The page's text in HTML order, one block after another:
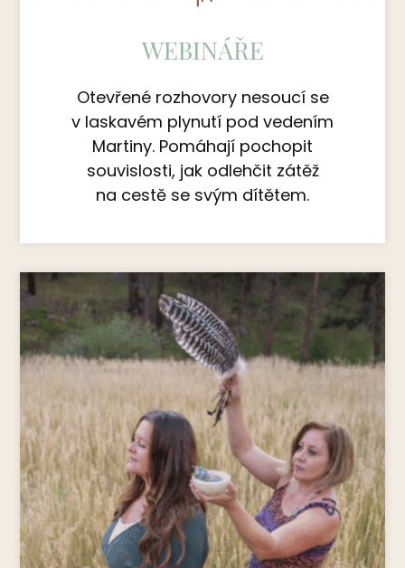
WEBINÁŘE
Otevřené rozhovory nesoucí se
v laskavém plynutí pod vedením
Martiny. Pomáhají pochopit
souvislosti, jak odlehčit zátěž
na cestě se svým dítětem.